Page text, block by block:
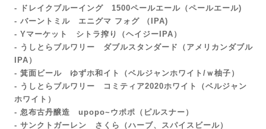
- ドレイクブルーイング 1500ペールエール（ペールエール)
- バーントミル エニグマ フォグ （IPA)
- Yマーケット シトラ搾り（ヘイジーIPA）
- うしとらブルワリー ダブルスタンダード（アメリカンダブル
IPA）
- 箕面ビール ゆずホ和イト（ベルジャンホワイト/ｗ柚子）
- うしとらブルワリー コミティア2020ホワイト（ベルジャン
ホワイト）
- 忽布古丹醸造 upopo~ ウポポ（ピルスナー）
- サンクトガーレン さくら（ハーブ、スパイスビール）